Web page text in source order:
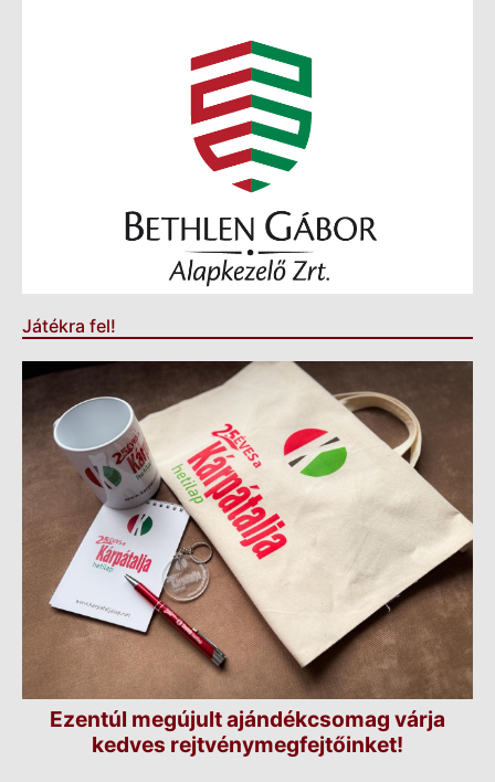
Játékra fel!
Ezentúl megújult ajándékcsomag várja
kedves rejtvénymegfejtőinket!